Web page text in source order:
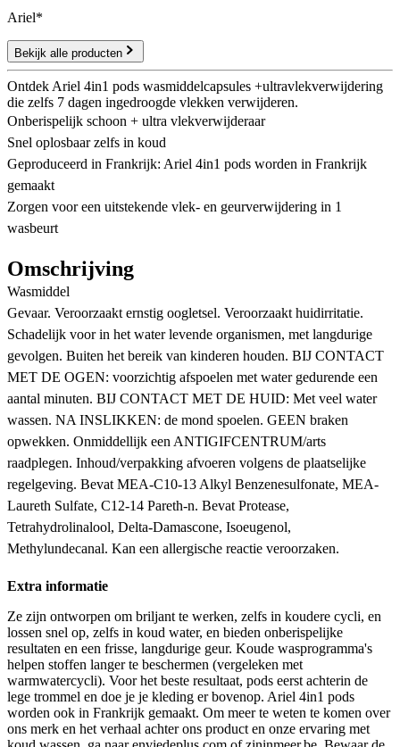
Ariel*
Bekijk alle producten
Ontdek Ariel 4in1 pods wasmiddelcapsules +ultravlekverwijdering
die zelfs 7 dagen ingedroogde vlekken verwijderen.
Onberispelijk schoon + ultra vlekverwijderaar
Snel oplosbaar zelfs in koud
Geproduceerd in Frankrijk: Ariel 4in1 pods worden in Frankrijk
gemaakt
Zorgen voor een uitstekende vlek- en geurverwijdering in 1
wasbeurt
Omschrijving
Wasmiddel
Gevaar. Veroorzaakt ernstig oogletsel. Veroorzaakt huidirritatie.
Schadelijk voor in het water levende organismen, met langdurige
gevolgen. Buiten het bereik van kinderen houden. BIJ CONTACT
MET DE OGEN: voorzichtig afspoelen met water gedurende een
aantal minuten. BIJ CONTACT MET DE HUID: Met veel water
wassen. NA INSLIKKEN: de mond spoelen. GEEN braken
opwekken. Onmiddellijk een ANTIGIFCENTRUM/arts
raadplegen. Inhoud/verpakking afvoeren volgens de plaatselijke
regelgeving. Bevat MEA-C10-13 Alkyl Benzenesulfonate, MEA-
Laureth Sulfate, C12-14 Pareth-n. Bevat Protease,
Tetrahydrolinalool, Delta-Damascone, Isoeugenol,
Methylundecanal. Kan een allergische reactie veroorzaken.
Extra informatie
Ze zijn ontworpen om briljant te werken, zelfs in koudere cycli, en
lossen snel op, zelfs in koud water, en bieden onberispelijke
resultaten en een frisse, langdurige geur. Koude wasprogramma's
helpen stoffen langer te beschermen (vergeleken met
warmwatercycli). Voor het beste resultaat, pods eerst achterin de
lege trommel en doe je je kleding er bovenop. Ariel 4in1 pods
worden ook in Frankrijk gemaakt. Om meer te weten te komen over
ons merk en het verhaal achter ons product en onze ervaring met